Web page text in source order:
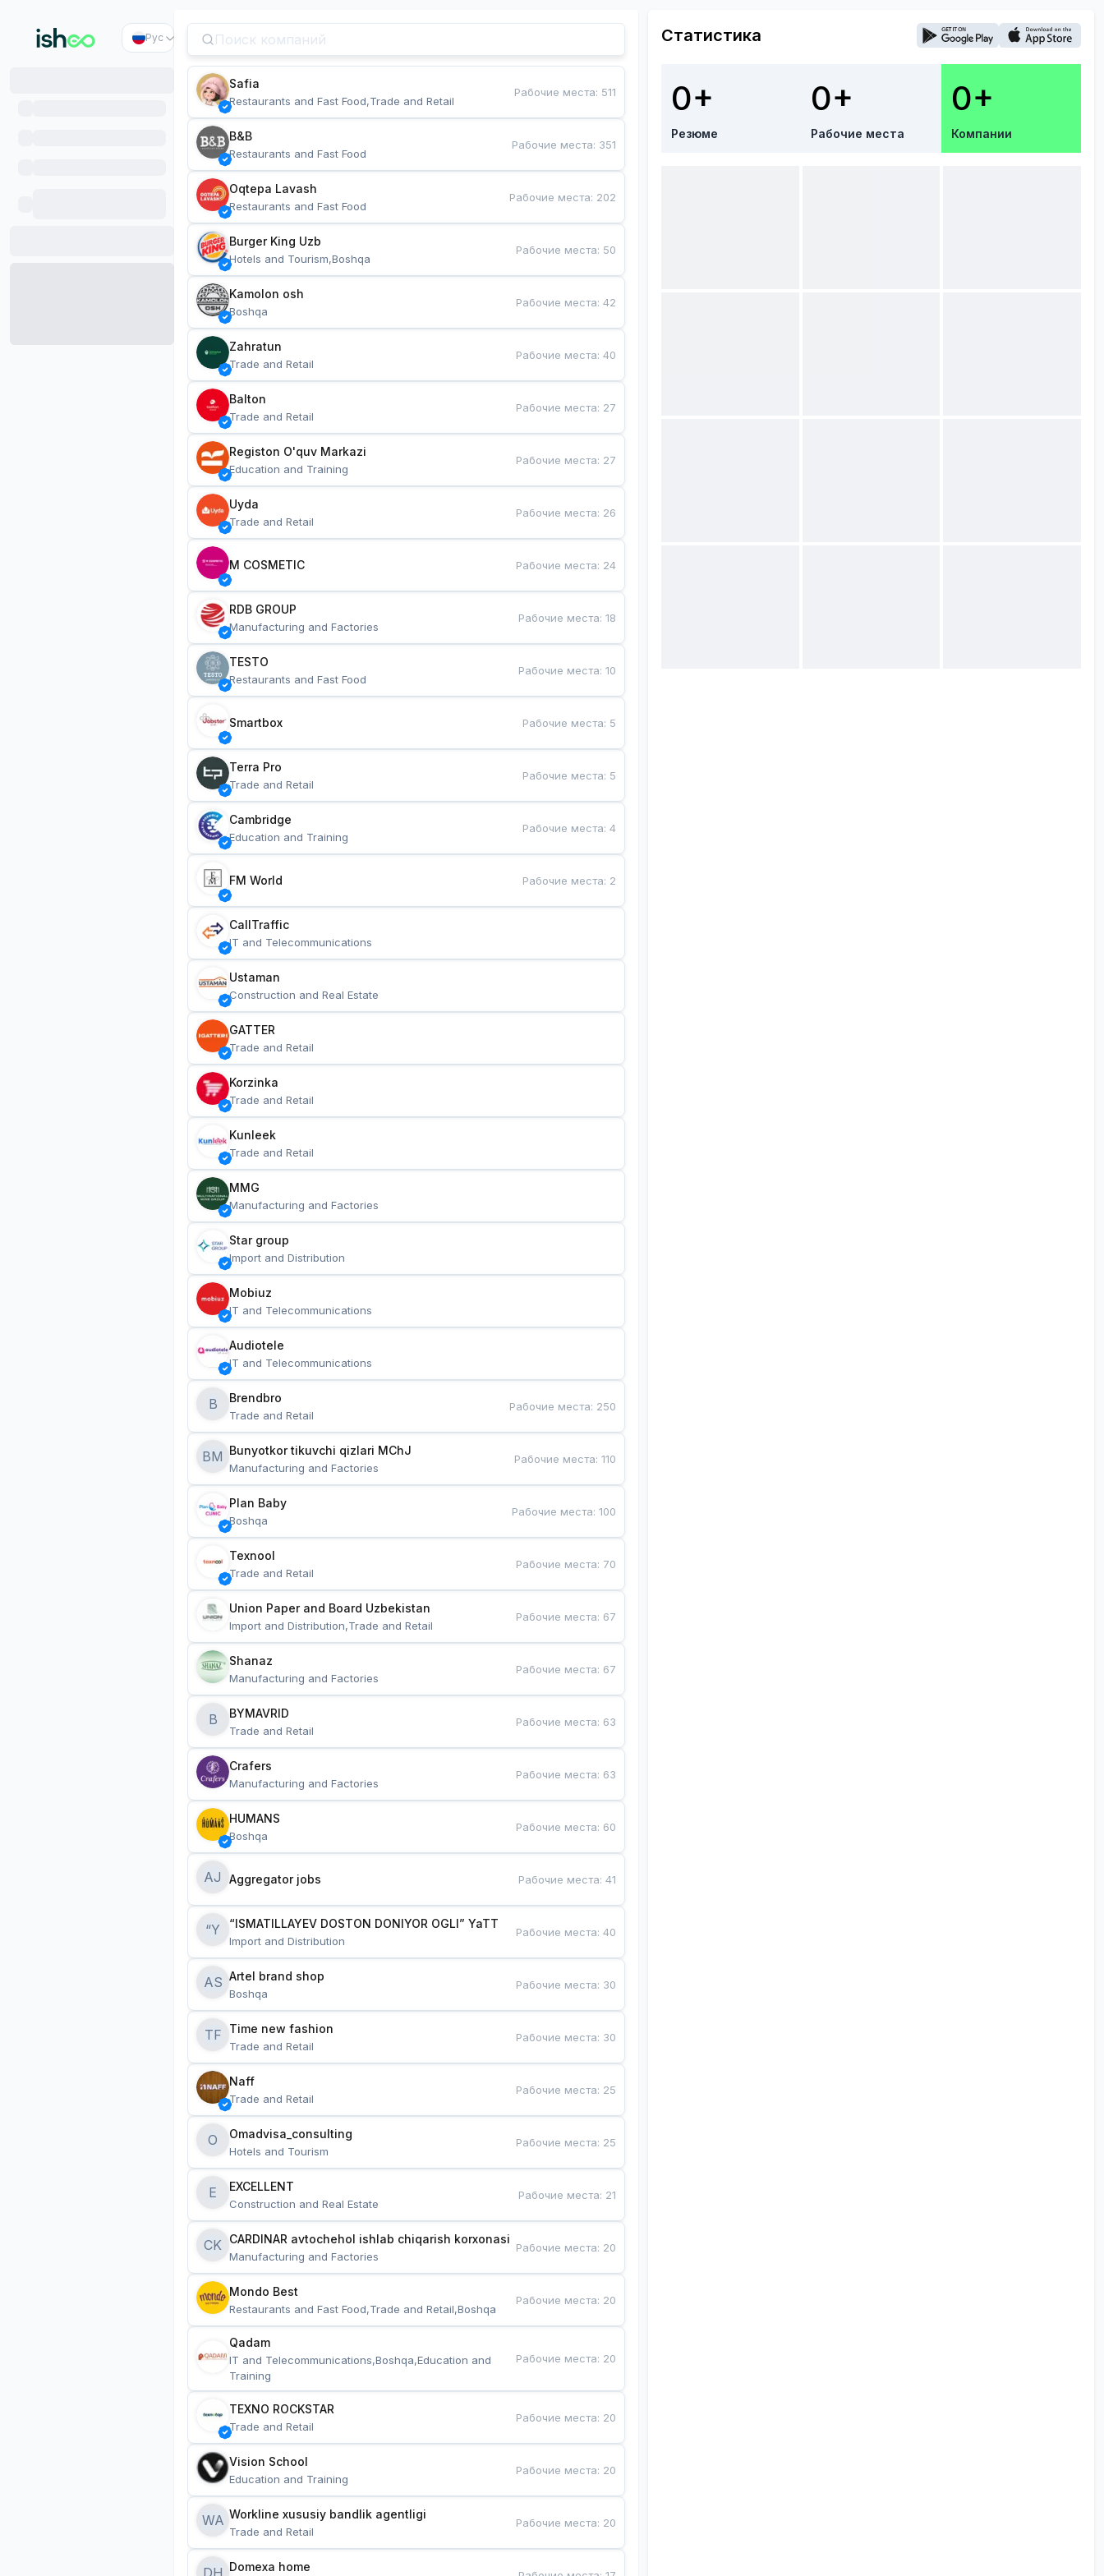
Рус
Safia
Restaurants and Fast Food,Trade and Retail
Рабочие места: 511
B&B
Restaurants and Fast Food
Рабочие места: 351
Oqtepa Lavash
Restaurants and Fast Food
Рабочие места: 202
Burger King Uzb
Hotels and Tourism,Boshqa
Рабочие места: 50
Kamolon osh
Boshqa
Рабочие места:42
Zahratun
Trade and Retail
Рабочие места:40
Balton
Trade and Retail
Рабочие места: 27
Registon O'quv Markazi
Education and Training
Рабочие места: 27
Uyda
Trade and Retail
Рабочие места: 26
M COSMETIC Рабочие места: 24
RDB GROUP
Manufacturing and Factories
Рабочие места:18
TESTO
Restaurants and Fast Food
Рабочие места:10
Smartbox Рабочие места: 5
Terra Pro
Trade and Retail
Рабочие места: 5
Cambridge
Education and Training
Рабочие места:4
FM World Рабочие места: 2
CallTraffic
IT and Telecommunications
Ustaman
Construction and Real Estate
GATTER
Trade and Retail
Korzinka
Trade and Retail
Kunleek
Trade and Retail
MMG
Manufacturing and Factories
Star group
Import and Distribution
Mobiuz
IT and Telecommunications
Audiotele
IT and Telecommunications
B Brendbro
Trade and Retail
Рабочие места: 250
BM
Manufacturing and Factories
Рабочие места:110
Plan Baby
Boshqa
Рабочие места:100
Texnool
Trade and Retail
Рабочие места: 70
Union Paper and Board Uzbekistan
Import and Distribution,Trade and Retail
Рабочие места: 67
Shanaz
Manufacturing and Factories
Рабочие места: 67
B BYMAVRID
Trade and Retail
Рабочие места: 63
Crafers
Manufacturing and Factories
Рабочие места: 63
HUMANS
Boshqa
Рабочие места: 60
AJ Aggregator jobs Рабочие места:41
“Y “ISMATILLAYEV DOSTON DONIYOR OGLI” YaTT
Import and Distribution
Рабочие места:40
AS Artel brand shop
Boshqa
Рабочие места: 30
TF Time new fashion
Trade and Retail
Рабочие места: 30
Naff
Trade and Retail
Рабочие места: 25
O Omadvisa_consulting
Hotels and Tourism
Рабочие места: 25
E EXCELLENT
Construction and Real Estate
Рабочие места: 21
CK CARDINAR avtochehol ishlab chiqarish korxonasi
Manufacturing and Factories
Рабочие места: 20
Mondo Best
Restaurants and Fast Food,Trade and Retail,Boshqa
Рабочие места: 20
Qadam
IT and Telecommunications,Boshqa,Education and
Training
Рабочие места: 20
TEXNO ROCKSTAR
Trade and Retail
Рабочие места: 20
Vision School
Education and Training
Рабочие места: 20
WA Workline xususiy bandlik agentligi
Trade and Retail
Рабочие места: 20
DH Domexa home
Статистика
0+
Резюме
0+
Рабочие места
0+
Компании